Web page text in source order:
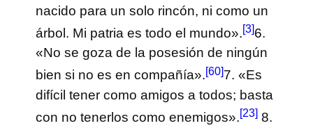
nacido para un solo rincón, ni como un
árbol. Mi patria es todo el mundo».[3]6.
«No se goza de la posesión de ningún
bien si no es en compañía».[60]7. «Es
difícil tener como amigos a todos; basta
con no tenerlos como enemigos».[23]8.